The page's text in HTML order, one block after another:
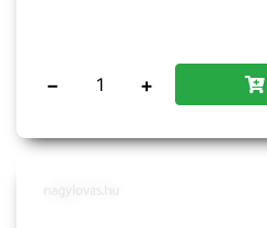
− +